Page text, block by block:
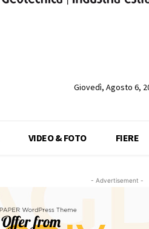
Giovedì, Agosto 6,
VIDEO & FOTO FIERE
- Advertisement -